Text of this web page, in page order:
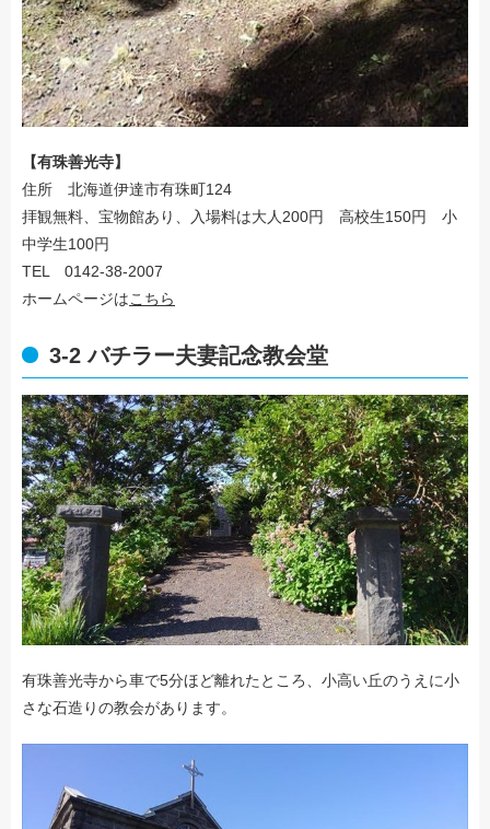
【有珠善光寺】
住所 北海道伊達市有珠町124
拝観無料、宝物館あり、入場料は大人200円 高校生150円 小
中学生100円
TEL 0142-38-2007
ホームページはこちら
3-2 バチラー夫妻記念教会堂
有珠善光寺から車で5分ほど離れたところ、小高い丘のうえに小
さな石造りの教会があります。